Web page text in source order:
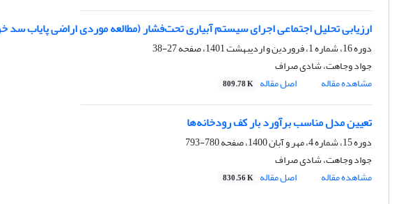
ارزیابی تحلیل اجتماعی اجرای سیستم آبیاری تحت‌فشار (مطالعه موردی اراضی پایاب سد
دوره 16، شماره 1، فروردین و اردیبهشت 1401، صفحه
27-38
جواد وجاهت، شادی صراف
مشاهده مقاله
اصل مقاله 809.78 K
تعیین مدل مناسب برآورد بار کف رودخانه‌ها
دوره 15، شماره 4، مهر و آبان 1400، صفحه
780-793
جواد وجاهت، شادی صراف
مشاهده مقاله
اصل مقاله 830.56 K